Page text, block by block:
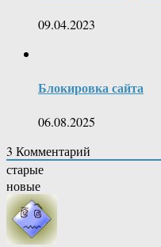
09.04.2023
Блокировка сайта
06.08.2025
3 Комментарий
старые
новые